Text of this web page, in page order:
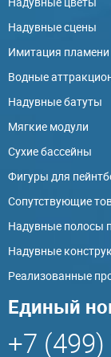
Надувные сцены
Имитация
Водные
Надувные батуты
Мягкие модули
Сухие бассейны
Фигуры для
Сопутствующие
Надувные полосы
Надувные
Реализованные
Единый
+7 (499)